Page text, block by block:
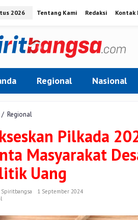
2026 Tentang Kami Redaksi Kontak
Regional Nasional
/ Regional
2024,
Polsek
XIII
Koto
Kampar
Minta
Masyarakat
Pilkada
Masyarakat
Uang
Spiritbangsa
1 September 2024